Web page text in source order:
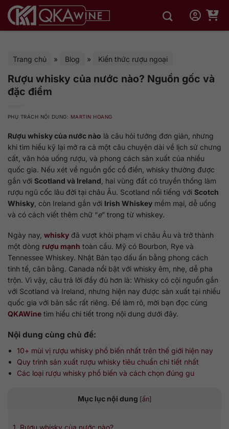
qua
Trang chủ » Blog » Kiến thức rượu ngoại
Rượu whisky của nước nào? Nguồn gốc và
đặc điểm
PHỤ TRÁCH NỘI DUNG: MARTIN HOANG
Rượu whisky của nước nào là câu hỏi tưởng đơn giản, nhưng
khi tìm hiểu kỹ lại mở ra cả một câu chuyện dài về lịch sử chưng
cất, văn hóa uống rượu, và phong cách sản xuất của nhiều
quốc gia. Nếu xét về nguồn gốc cổ điển, whisky thường được
gắn với Scotland và Ireland , hai vùng đất có truyền thống làm
rượu ngũ cốc lâu đời tại châu Âu. Scotland nổi tiếng với Scotch
Whisky , còn Ireland gắn với Irish Whiskey mềm mại, dễ uống
và có cách viết thêm chữ “e” trong từ whiskey.
Ngày nay, whisky đã vượt khỏi phạm vi châu Âu và trở thành
một dòng rượu mạnh toàn cầu. Mỹ có Bourbon, Rye và
Tennessee Whiskey. Nhật Bản tạo dấu ấn bằng phong cách
tinh tế, cân bằng. Canada nổi bật với whisky êm, nhẹ, dễ pha
trộn. Vì vậy, câu trả lời đầy đủ hơn là: Whisky có cội nguồn gắn
với Scotland và Ireland, nhưng hiện nay được sản xuất tại nhiều
quốc gia với bản sắc rất riêng. Để làm rõ, mời bạn đọc cùng
QKAWine tìm hiểu chi tiết trong nội dung dưới đây.
Nội dung cùng chủ đề:
10+ mùi vị rượu whisky phổ biến nhất trên thế giới hiện nay
Quy trình sản xuất rượu whisky tiêu chuẩn chi tiết nhất
Các loại rượu whisky phổ biến và cách chọn đúng gu
Mục lục nội dung [ẩn]